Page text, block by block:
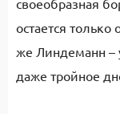
своеобразная
остается
же Линдеманн –
даже тройное